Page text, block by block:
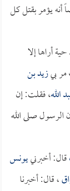
يؤمر بقتل كل
أراها إلا
مر بيزيد بن
الله، فقلت: إن
الرسول صلى الله
قال: أخبرنييونس
، قال: أخبرنا